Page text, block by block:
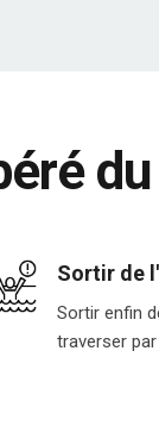
Sortir de
Sortir enfin
traverser